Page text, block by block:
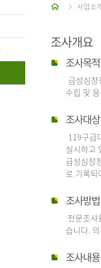
홈 사업소
조사개요
조사목적
급성심
수립 및
조사대상
119구급
실시하고
급성심장
로 기록되
조사방법
전문조
습니다.
조사내용